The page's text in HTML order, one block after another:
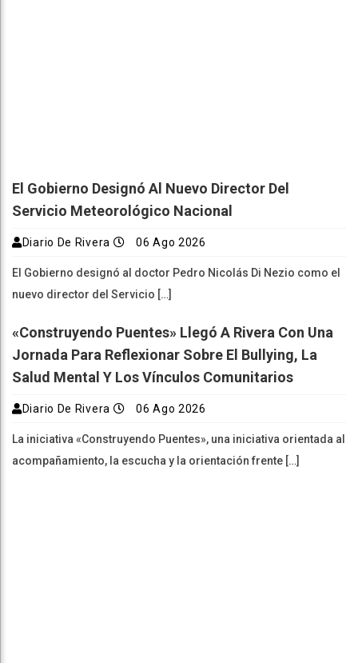
El Gobierno Designó Al Nuevo Director Del
Servicio Meteorológico Nacional
Diario De Rivera 06 Ago 2026
El Gobierno designó al doctor Pedro Nicolás Di Nezio como el
nuevo director del Servicio […]
«Construyendo Puentes» Llegó A Rivera Con Una
Jornada Para Reflexionar Sobre El Bullying, La
Salud Mental Y Los Vínculos Comunitarios
Diario De Rivera 06 Ago 2026
La iniciativa «Construyendo Puentes», una iniciativa orientada al
acompañamiento, la escucha y la orientación frente […]